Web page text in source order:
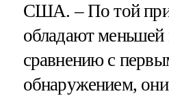
США. – По той
обладают меньшей
сравнению с
обнаружением,